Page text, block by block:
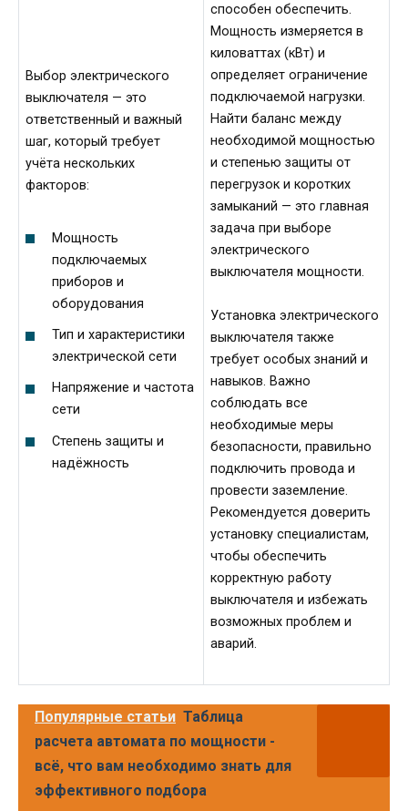
Выбор электрического
выключателя — это
ответственный и важный
шаг, который требует
учёта нескольких
факторов:
Мощность
подключаемых
приборов и
оборудования
Тип и характеристики
электрической сети
Напряжение и частота
сети
Степень защиты и
надёжность
способен обеспечить.
Мощность измеряется в
киловаттах (кВт) и
определяет ограничение
подключаемой нагрузки.
Найти баланс между
необходимой мощностью
и степенью защиты от
перегрузок и коротких
замыканий — это главная
задача при выборе
электрического
выключателя мощности.
Установка электрического
выключателя также
требует особых знаний и
навыков. Важно
соблюдать все
необходимые меры
безопасности, правильно
подключить провода и
провести заземление.
Рекомендуется доверить
установку специалистам,
чтобы обеспечить
корректную работу
выключателя и избежать
возможных проблем и
аварий.
Популярные статьи Таблица
расчета автомата по мощности -
всё, что вам необходимо знать для
эффективного подбора